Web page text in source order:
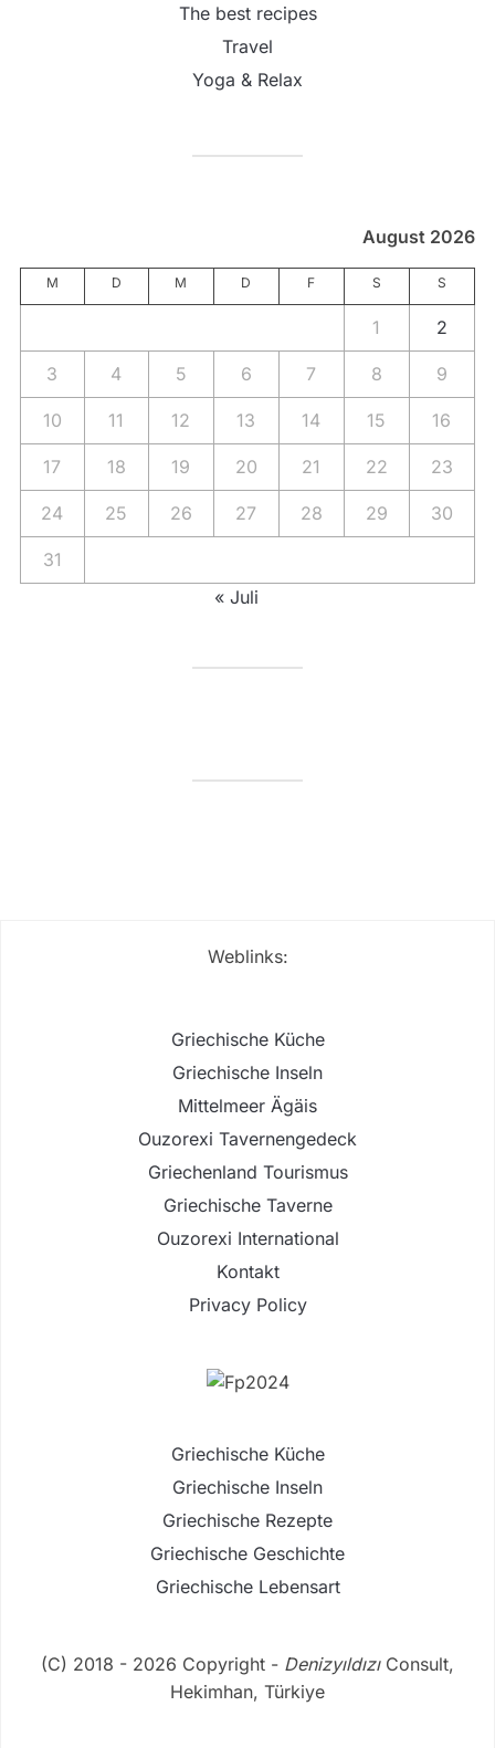
The best recipes
Travel
Yoga & Relax
August 2026
M D M D F S S
1 2
3 4 5 6 7 8 9
10 11 12 13 14 15 16
17 18 19 20 21 22 23
24 25 26 27 28 29 30
31
« Juli
Weblinks:
Griechische Küche
Griechische Inseln
Mittelmeer Ägäis
Ouzorexi Tavernengedeck
Griechenland Tourismus
Griechische Taverne
Ouzorexi International
Kontakt
Privacy Policy
Griechische Küche
Griechische Inseln
Griechische Rezepte
Griechische Geschichte
Griechische Lebensart
(C) 2018 - 2026 Copyright - DenizyıldızıConsult,
Hekimhan, Türkiye